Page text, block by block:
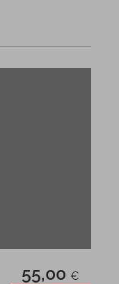
55,00 €